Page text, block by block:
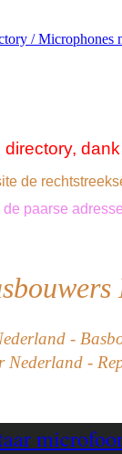
/ Microphones
directory, dank
de
de paarse
- Bas
Nederland -